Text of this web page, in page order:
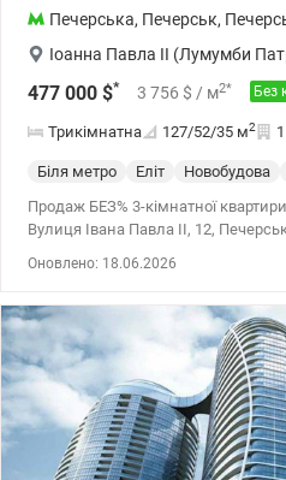
Печерська, Печерськ,
Іоанна Павла II (Лумумби
477 000 $* 3 756 $ / м2* Без
Трикімнатна 127/52/35 м2
Біля метро Еліт Новобудова
Продаж БЕЗ% 3-кімнатної
Вулиця Івана Павла II, 12,
Вежа №1 – 11 поверх із 31.
Тип планування 3А. Шикарні
Печерськ і лівий берег, у тому
світ ваш! Три дахи з
з панорамним видом на Київ та
даху з цілорічними зеленими
BBQ зонами, 3 – музей
Оновлено: 18.06.2026